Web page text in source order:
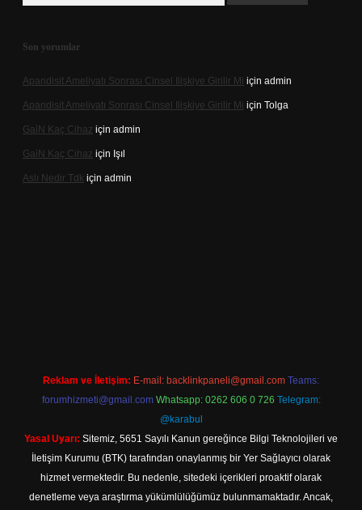
Son yorumlar
Apandisit Ameliyatı Sonrası Cinsel Ilişkiye Girilir Mi için admin
Apandisit Ameliyatı Sonrası Cinsel Ilişkiye Girilir Mi için Tolga
Gai̇N Kaç Cihaz için admin
Gai̇N Kaç Cihaz için Işıl
Aslı Nedir Tdk için admin
Reklam ve İletişim: E-mail: backlinkpaneli@gmail.com Teams:
forumhizmeti@gmail.com Whatsapp: 0262 606 0 726 Telegram:
@karabul
Yasal Uyarı: Sitemiz, 5651 Sayılı Kanun gereğince Bilgi Teknolojileri ve
İletişim Kurumu (BTK) tarafından onaylanmış bir Yer Sağlayıcı olarak
hizmet vermektedir. Bu nedenle, sitedeki içerikleri proaktif olarak
denetleme veya araştırma yükümlülüğümüz bulunmamaktadır. Ancak,